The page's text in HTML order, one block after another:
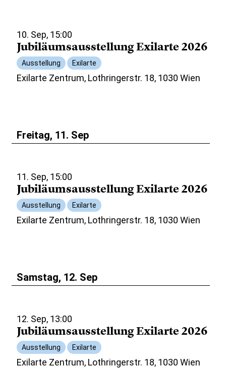
10. Sep, 15:00
Jubiläumsausstellung Exilarte 2026
Ausstellung Exilarte
Exilarte Zentrum, Lothringerstr. 18, 1030 Wien
Freitag, 11. Sep
11. Sep, 15:00
Jubiläumsausstellung Exilarte 2026
Ausstellung Exilarte
Exilarte Zentrum, Lothringerstr. 18, 1030 Wien
Samstag, 12. Sep
12. Sep, 13:00
Jubiläumsausstellung Exilarte 2026
Ausstellung Exilarte
Exilarte Zentrum, Lothringerstr. 18, 1030 Wien